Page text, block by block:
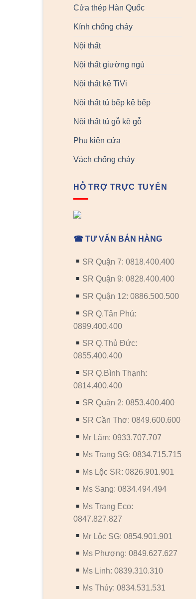
Cửa thép Hàn Quốc
Kính chống cháy
Nội thất
Nội thất giường ngủ
Nội thất kệ TiVi
Nội thất tủ bếp kệ bếp
Nội thất tủ gỗ kệ gỗ
Phụ kiện cửa
Vách chống cháy
HỖ TRỢ TRỰC TUYẾN
☎ TƯ VẤN BÁN HÀNG
SR Quận 7: 0818.400.400
SR Quận 9: 0828.400.400
SR Quận 12: 0886.500.500
SR Q.Tân Phú:
0899.400.400
SR Q.Thủ Đức:
0855.400.400
SR Q.Bình Thạnh:
0814.400.400
SR Quận 2: 0853.400.400
SR Cần Thơ: 0849.600.600
Mr Lãm: 0933.707.707
Ms Trang SG: 0834.715.715
Ms Lộc SR: 0826.901.901
Ms Sang: 0834.494.494
Ms Trang Eco:
0847.827.827
Mr Lộc SG: 0854.901.901
Ms Phượng: 0849.627.627
Ms Linh: 0839.310.310
Ms Thúy: 0834.531.531
CỬA NHỰA COMPOSITE
Cửa nhựa Composite SGD-
CỬA NHỰA COMPOSITE
Cửa nhựa Composite SYB-
134